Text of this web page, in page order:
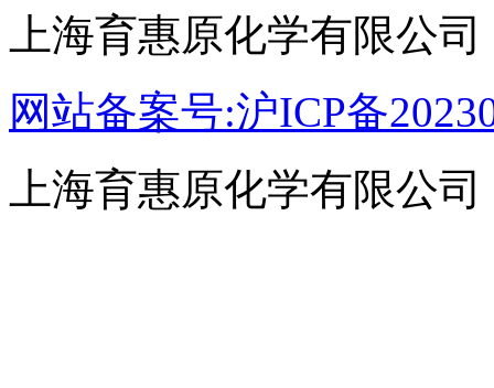
上海育惠原化学有限公司
网站备案号:沪ICP备
上海育惠原化学有限公司